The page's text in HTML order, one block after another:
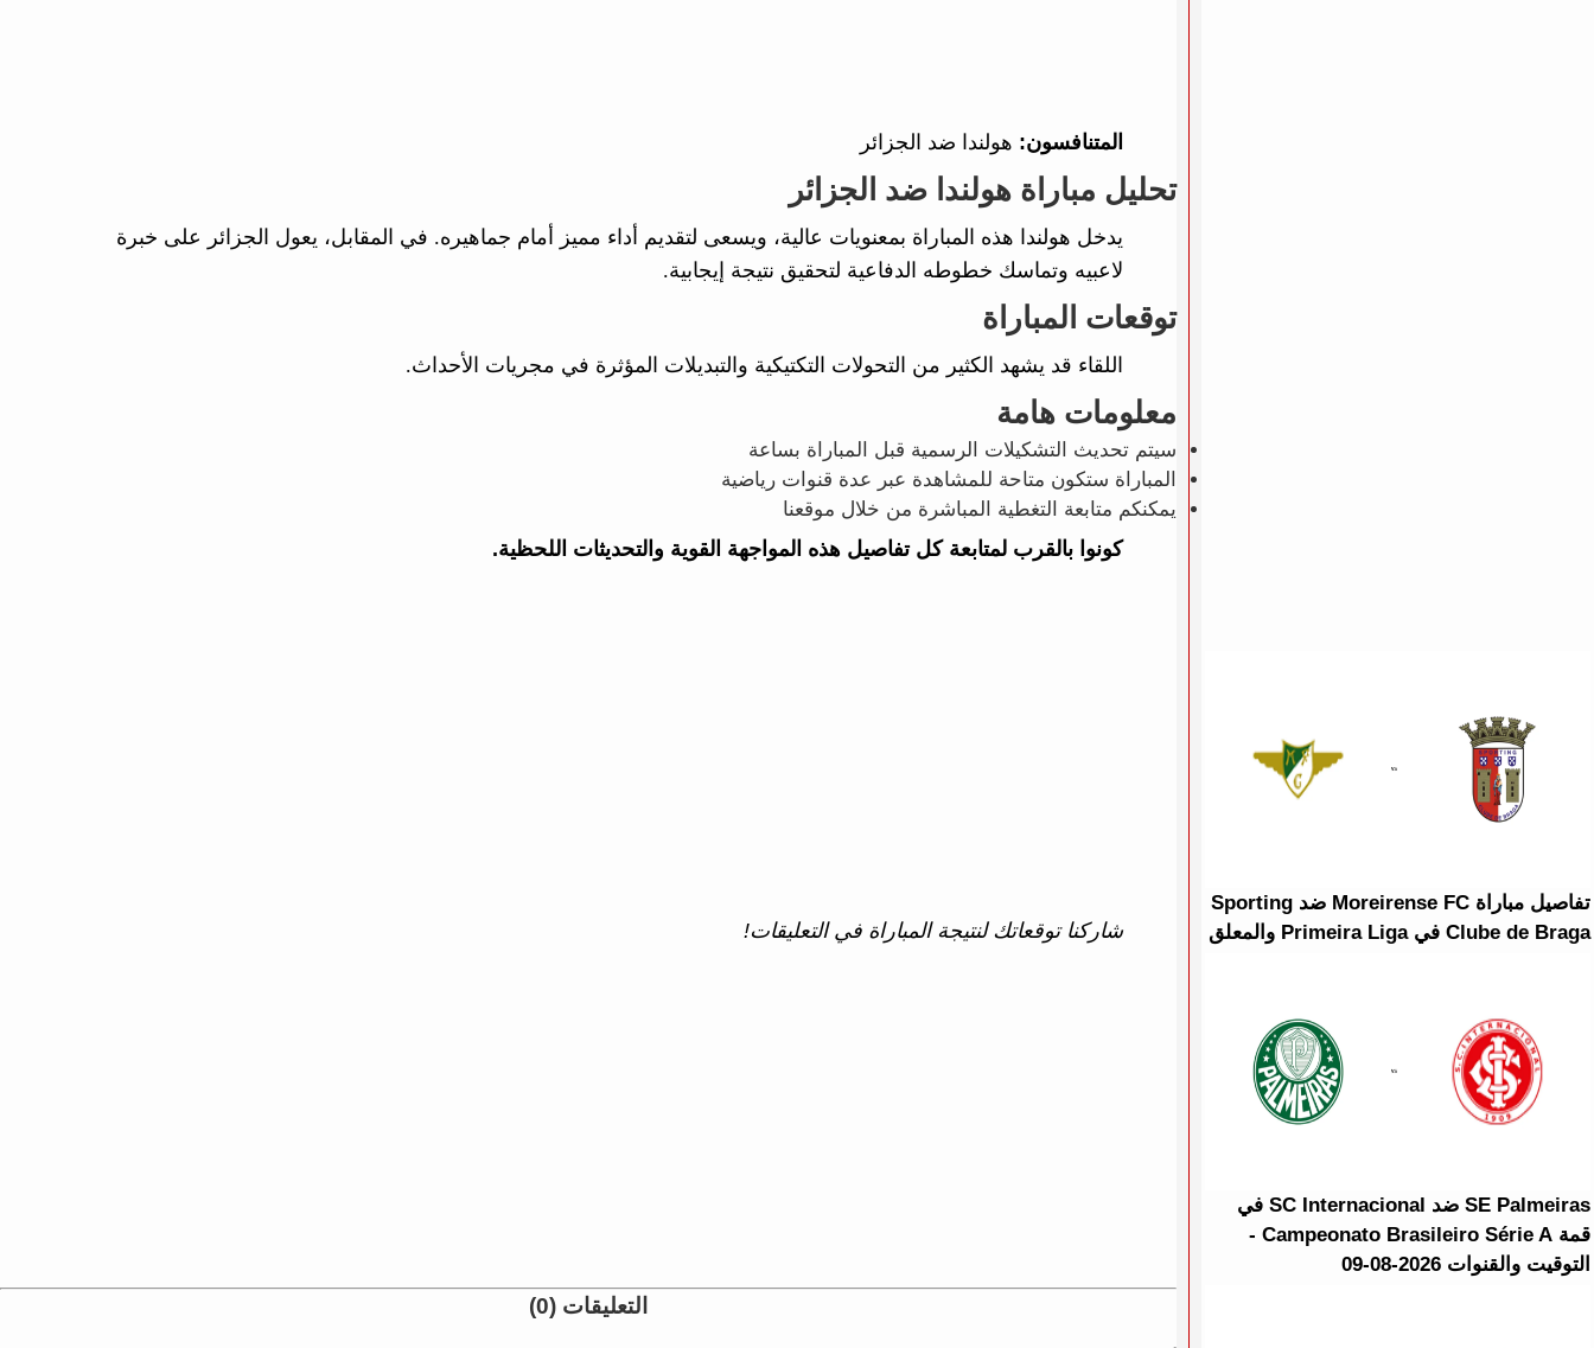
المتنافسون: هولندا ضد الجزائر
تحليل مباراة هولندا ضد الجزائر
يدخل هولندا هذه المباراة بمعنويات عالية، ويسعى لتقديم أداء مميز أمام جماهيره. في المقابل، يعول الجزائر على خبرة
لاعبيه وتماسك خطوطه الدفاعية لتحقيق نتيجة إيجابية.
توقعات المباراة
اللقاء قد يشهد الكثير من التحولات التكتيكية والتبديلات المؤثرة في مجريات الأحداث.
معلومات هامة
سيتم تحديث التشكيلات الرسمية قبل المباراة بساعة
المباراة ستكون متاحة للمشاهدة عبر عدة قنوات رياضية
يمكنكم متابعة التغطية المباشرة من خلال موقعنا
كونوا بالقرب لمتابعة كل تفاصيل هذه المواجهة القوية والتحديثات اللحظية.
شاركنا توقعاتك لنتيجة المباراة في التعليقات!
التعليقات (0)
تفاصيل مباراة Moreirense FC ضد Sporting
Clube de Braga في Primeira Liga والمعلق
SE Palmeiras ضد SC Internacional في
قمة Campeonato Brasileiro Série A -
التوقيت والقنوات 2026-08-09